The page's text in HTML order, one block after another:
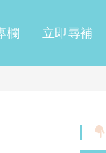
欄 立即尋補